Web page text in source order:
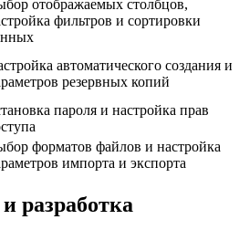
отображаемых столбцов,
фильтров и сортировки
автоматического создания и
резервных копий
пароля и настройка прав
форматов файлов и настройка
импорта и экспорта
разработка